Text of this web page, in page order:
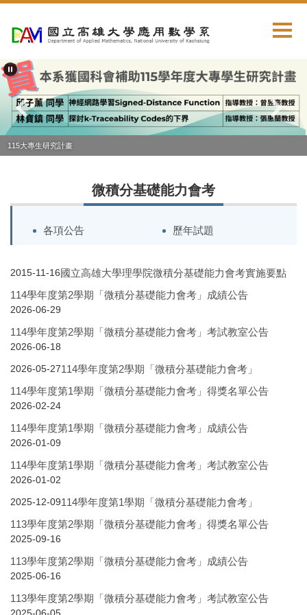
到
主
要
內
容
區
115大專生研究計畫
微積分基礎能力會考
各項公告 歷年試題
國立高雄大學理學院微積分基礎能力會考實施要點
2015-11-16
114學年度第2學期「微積分基礎能力會考」成績公告
2026-06-29
114學年度第2學期「微積分基礎能力會考」考試教室公告
2026-06-18
114學年度第2學期「微積分基礎能力會考」
2026-05-27
114學年度第1學期「微積分基礎能力會考」得獎名單公告
2026-02-24
114學年度第1學期「微積分基礎能力會考」成績公告
2026-01-09
114學年度第1學期「微積分基礎能力會考」考試教室公告
2026-01-02
114學年度第1學期「微積分基礎能力會考」
2025-12-09
113學年度第2學期「微積分基礎能力會考」得獎名單公告
2025-09-16
113學年度第2學期「微積分基礎能力會考」成績公告
2025-06-16
113學年度第2學期「微積分基礎能力會考」考試教室公告